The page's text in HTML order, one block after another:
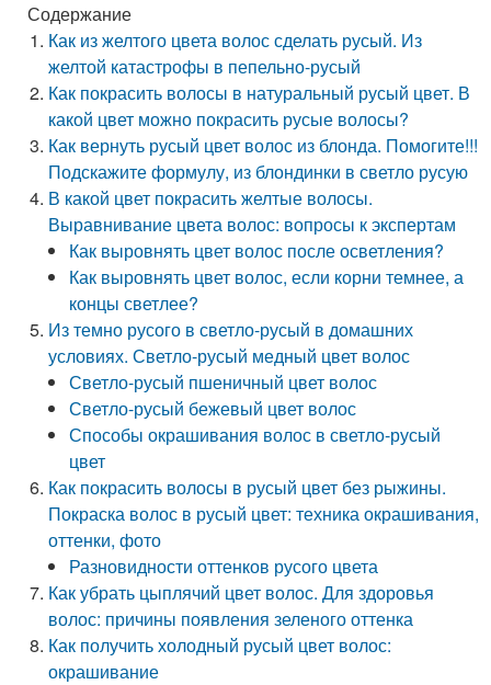
Содержание
Как из желтого цвета волос сделать русый. Из
желтой катастрофы в пепельно-русый
Как покрасить волосы в натуральный русый цвет. В
какой цвет можно покрасить русые волосы?
Как вернуть русый цвет волос из блонда. Помогите!!!
Подскажите формулу, из блондинки в светло русую
В какой цвет покрасить желтые волосы.
Выравнивание цвета волос: вопросы к экспертам
Как выровнять цвет волос после осветления?
Как выровнять цвет волос, если корни темнее, а
концы светлее?
Из темно русого в светло-русый в домашних
условиях. Светло-русый медный цвет волос
Светло-русый пшеничный цвет волос
Светло-русый бежевый цвет волос
Способы окрашивания волос в светло-русый
цвет
Как покрасить волосы в русый цвет без рыжины.
Покраска волос в русый цвет: техника окрашивания,
оттенки, фото
Разновидности оттенков русого цвета
Как убрать цыплячий цвет волос. Для здоровья
волос: причины появления зеленого оттенка
Как получить холодный русый цвет волос:
окрашивание